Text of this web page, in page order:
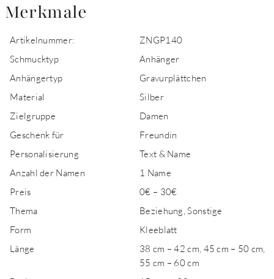
Merkmale
Artikelnummer:
ZNGP140
Schmucktyp
Anhänger
Anhängertyp
Gravurplättchen
Material
Silber
Zielgruppe
Damen
Geschenk für
Freundin
Personalisierung
Text & Name
Anzahl der Namen
1 Name
Preis
0€ – 30€
Thema
Beziehung, Sonstige
Form
Kleeblatt
Länge
38 cm – 42 cm, 45 cm – 50 cm,
55 cm – 60 cm